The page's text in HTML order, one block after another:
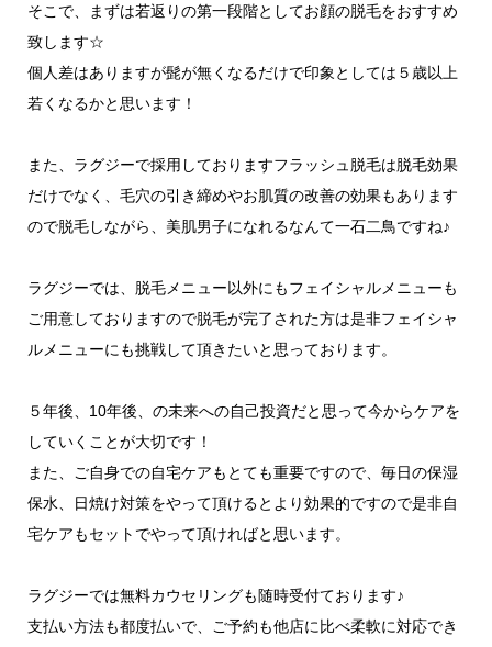
そこで、まずは若返りの第一段階としてお顔の脱毛をおすすめ
致します☆
個人差はありますが髭が無くなるだけで印象としては５歳以上
若くなるかと思います！
また、ラグジーで採用しておりますフラッシュ脱毛は脱毛効果
だけでなく、毛穴の引き締めやお肌質の改善の効果もあります
ので脱毛しながら、美肌男子になれるなんて一石二鳥ですね♪
ラグジーでは、脱毛メニュー以外にもフェイシャルメニューも
ご用意しておりますので脱毛が完了された方は是非フェイシャ
ルメニューにも挑戦して頂きたいと思っております。
５年後、10年後、の未来への自己投資だと思って今からケアを
していくことが大切です！
また、ご自身での自宅ケアもとても重要ですので、毎日の保湿
保水、日焼け対策をやって頂けるとより効果的ですので是非自
宅ケアもセットでやって頂ければと思います。
ラグジーでは無料カウセリングも随時受付ております♪
支払い方法も都度払いで、ご予約も他店に比べ柔軟に対応でき